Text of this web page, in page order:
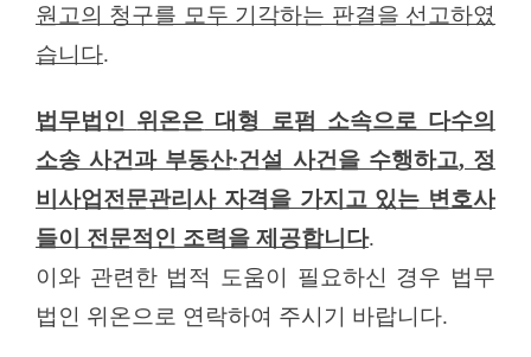
원고의 청구를 모두 기각하는 판결을 선고하였
습니다.
법무법인 위온은 대형 로펌 소속으로 다수의
소송 사건과 부동산∙건설 사건을 수행하고, 정
비사업전문관리사 자격을 가지고 있는 변호사
들이 전문적인 조력을 제공합니다.
이와 관련한 법적 도움이 필요하신 경우 법무
법인 위온으로 연락하여 주시기 바랍니다.